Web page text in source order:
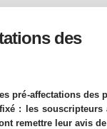
des
pré-affectations des
: les souscripteurs
remettre leur avis